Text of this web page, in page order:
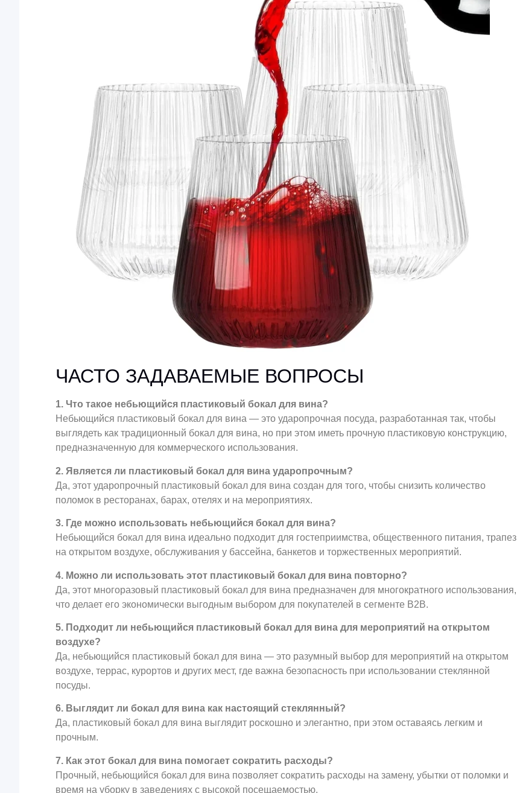
ЧАСТО ЗАДАВАЕМЫЕ ВОПРОСЫ
1. Что такое небьющийся пластиковый бокал для вина?
Небьющийся пластиковый бокал для вина — это ударопрочная посуда, разработанная так, чтобы
выглядеть как традиционный бокал для вина, но при этом иметь прочную пластиковую конструкцию,
предназначенную для коммерческого использования.
2. Является ли пластиковый бокал для вина ударопрочным?
Да, этот ударопрочный пластиковый бокал для вина создан для того, чтобы снизить количество
поломок в ресторанах, барах, отелях и на мероприятиях.
3. Где можно использовать небьющийся бокал для вина?
Небьющийся бокал для вина идеально подходит для гостеприимства, общественного питания, трапез
на открытом воздухе, обслуживания у бассейна, банкетов и торжественных мероприятий.
4. Можно ли использовать этот пластиковый бокал для вина повторно?
Да, этот многоразовый пластиковый бокал для вина предназначен для многократного использования,
что делает его экономически выгодным выбором для покупателей в сегменте B2B.
5. Подходит ли небьющийся пластиковый бокал для вина для мероприятий на открытом
воздухе?
Да, небьющийся пластиковый бокал для вина — это разумный выбор для мероприятий на открытом
воздухе, террас, курортов и других мест, где важна безопасность при использовании стеклянной
посуды.
6. Выглядит ли бокал для вина как настоящий стеклянный?
Да, пластиковый бокал для вина выглядит роскошно и элегантно, при этом оставаясь легким и
прочным.
7. Как этот бокал для вина помогает сократить расходы?
Прочный, небьющийся бокал для вина позволяет сократить расходы на замену, убытки от поломки и
время на уборку в заведениях с высокой посещаемостью.